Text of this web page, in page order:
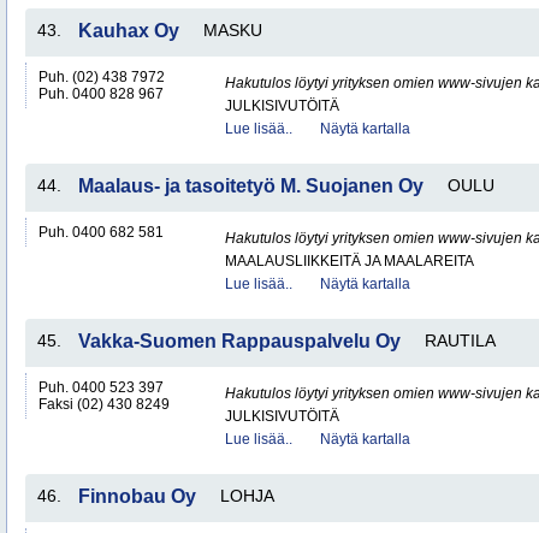
43. Kauhax Oy MASKU
Puh. (02) 438 7972
Puh. 0400 828 967
Hakutulos löytyi yrityksen omien www-sivujen
JULKISIVUTÖITÄ
Lue lisää..
Näytä kartalla
44. Maalaus- ja tasoitetyö M. Suojanen Oy OULU
Puh. 0400 682 581
Hakutulos löytyi yrityksen omien www-sivujen
MAALAUSLIIKKEITÄ JA MAALAREITA
Lue lisää..
Näytä kartalla
45. Vakka-Suomen Rappauspalvelu Oy RAUTILA
Puh. 0400 523 397
Faksi (02) 430 8249
Hakutulos löytyi yrityksen omien www-sivujen
JULKISIVUTÖITÄ
Lue lisää..
Näytä kartalla
46. Finnobau Oy LOHJA